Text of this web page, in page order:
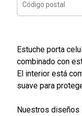
Estuche porta
combinado con
El interior está
suave para
Nuestros diseños